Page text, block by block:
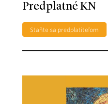
Predplatné KN
Staňte sa predplatiteľom